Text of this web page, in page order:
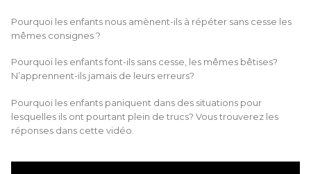
DOIT-
RÉPÉTER
LES
CONSIGNES
AUX
Pourquoi les enfants nous amènent-ils à répéter sans cesse les
mêmes consignes ?
Pourquoi les enfants font-ils sans cesse, les mêmes bêtises?
N’apprennent-ils jamais de leurs erreurs?
Pourquoi les enfants paniquent dans des situations pour
lesquelles ils ont pourtant plein de trucs? Vous trouverez les
réponses dans cette vidéo.